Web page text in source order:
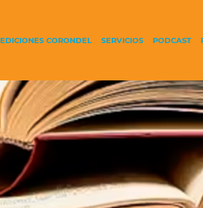
EDICIONES CORONDEL SERVICIOS PODCAST